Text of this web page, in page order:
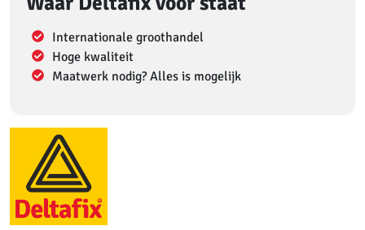
Internationale groothandel
Hoge kwaliteit
Maatwerk nodig? Alles is mogelijk